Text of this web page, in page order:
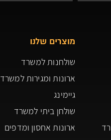
מוצרים שלנו
שולחנות למשרד
ארונות ומגירות למשרד
גיימינג
שולחן ביתי למשרד
ארונות אחסון ומדפים